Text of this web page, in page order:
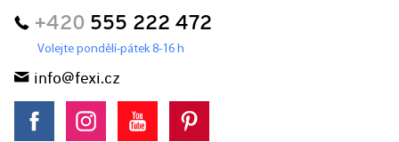
+420 555 222 472
Volejte pondělí-pátek 8-16 h
info@fexi.cz